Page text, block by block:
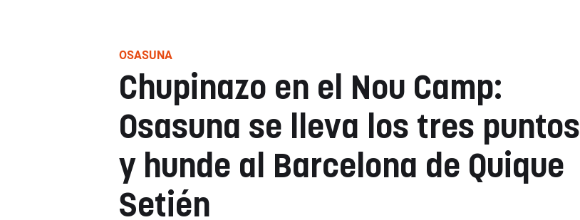
OSASUNA
Chupinazo en el Nou Camp:
Osasuna se lleva los tres puntos
y hunde al Barcelona de Quique
Setién